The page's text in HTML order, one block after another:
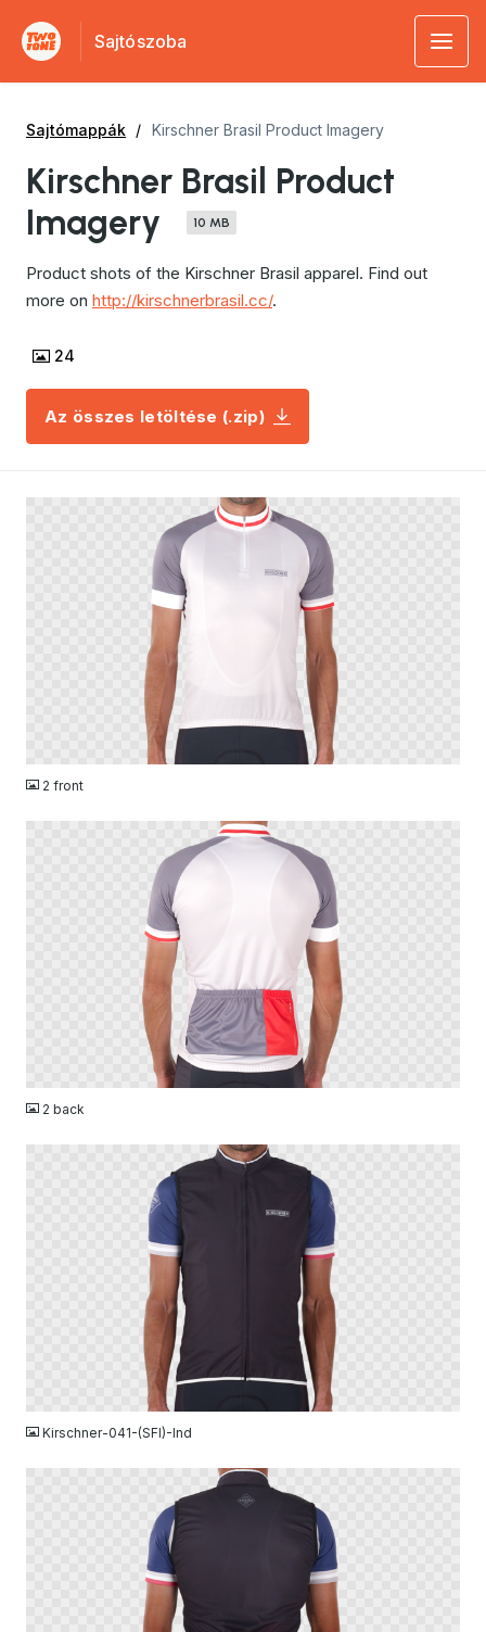
Sajtószoba
Sajtómappák Kirschner Brasil Product Imagery
Kirschner Brasil Product
Imagery
10 MB
Product shots of the Kirschner Brasil apparel. Find out
more on http://kirschnerbrasil.cc/.
24
Az összes letöltése (.zip)
2 front
2 back
Kirschner-041-(SFI)-Ind